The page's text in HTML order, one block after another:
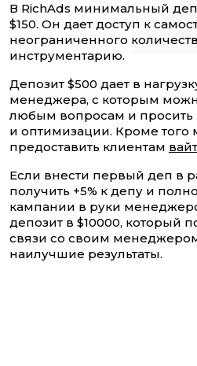
В RichAds минимальный
$150. Он дает доступ к
неограниченного
инструментарию.
Депозит $500 дает в
менеджера, с которым
любым вопросам и
и оптимизации. Кроме
предоставить клиентам
Если внести первый деп в
получить +5% к депу и
кампании в руки
депозит в $10000, который
связи со своим
наилучшие результаты.